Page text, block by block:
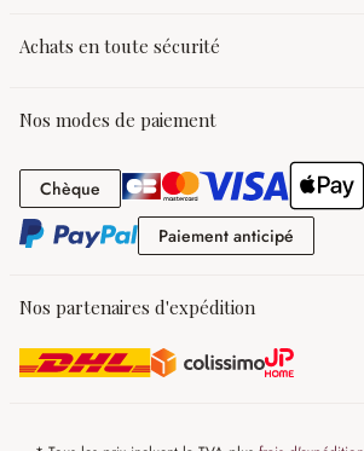
Achats en toute sécurité
Nos modes de paiement
Chèque Chèque
Paiement anticipé
Nos partenaires d'expédition